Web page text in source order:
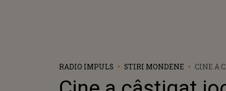
RADIO IMPULS STIRI MONDENE
CINE A